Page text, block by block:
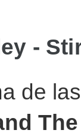
-
de